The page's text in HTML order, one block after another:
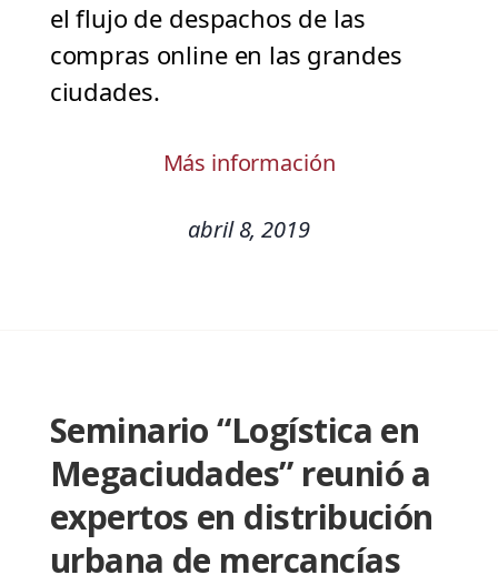
el flujo de despachos de las
compras online en las grandes
ciudades.
Más información
abril 8, 2019
Seminario “Logística en
Megaciudades” reunió a
expertos en distribución
urbana de mercancías